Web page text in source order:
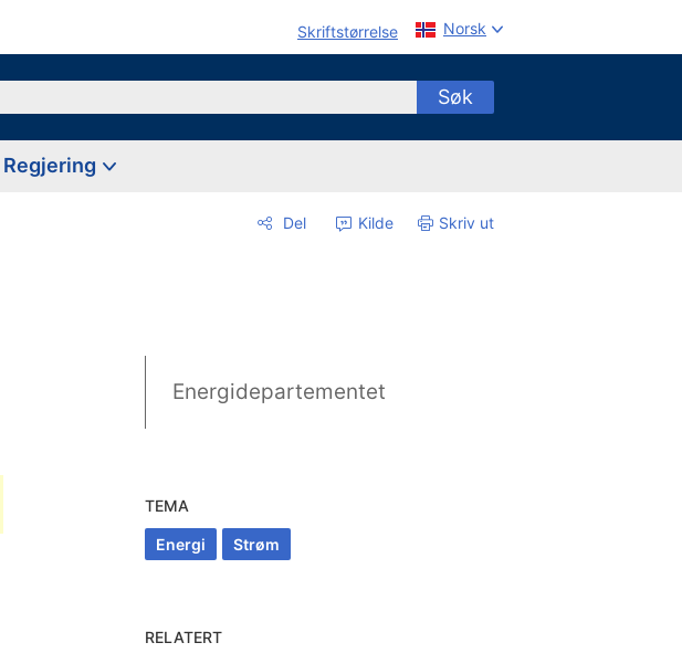
Skriftstørrelse Norsk
Søk
Regjering
Del Kilde Skriv ut
Energidepartementet
TEMA
Energi Strøm
RELATERT